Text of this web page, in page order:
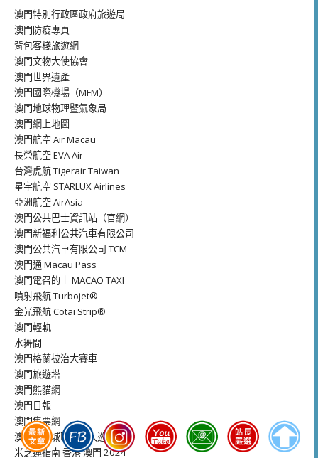
澳門特別行政區政府旅遊局
澳門防疫專頁
背包客棧旅遊網
澳門文物大使協會
澳門世界遺產
澳門國際機場（MFM）
澳門地球物理暨氣象局
澳門網上地圖
澳門航空 Air Macau
長榮航空 EVA Air
台灣虎航 Tigerair Taiwan
星宇航空 STARLUX Airlines
亞洲航空 AirAsia
澳門公共巴士資訊站（官網）
澳門新福利公共汽車有限公司
澳門公共汽車有限公司 TCM
澳門通 Macau Pass
澳門電召的士 MACAO TAXI
噴射飛航 Turbojet®
金光飛航 Cotai Strip®
澳門輕軌
水舞間
澳門格蘭披治大賽車
澳門旅遊塔
澳門熊貓網
澳門日報
澳門售票網
澳門拉丁城區幻彩大巡遊
米芝蓮指南 香港 澳門 2024